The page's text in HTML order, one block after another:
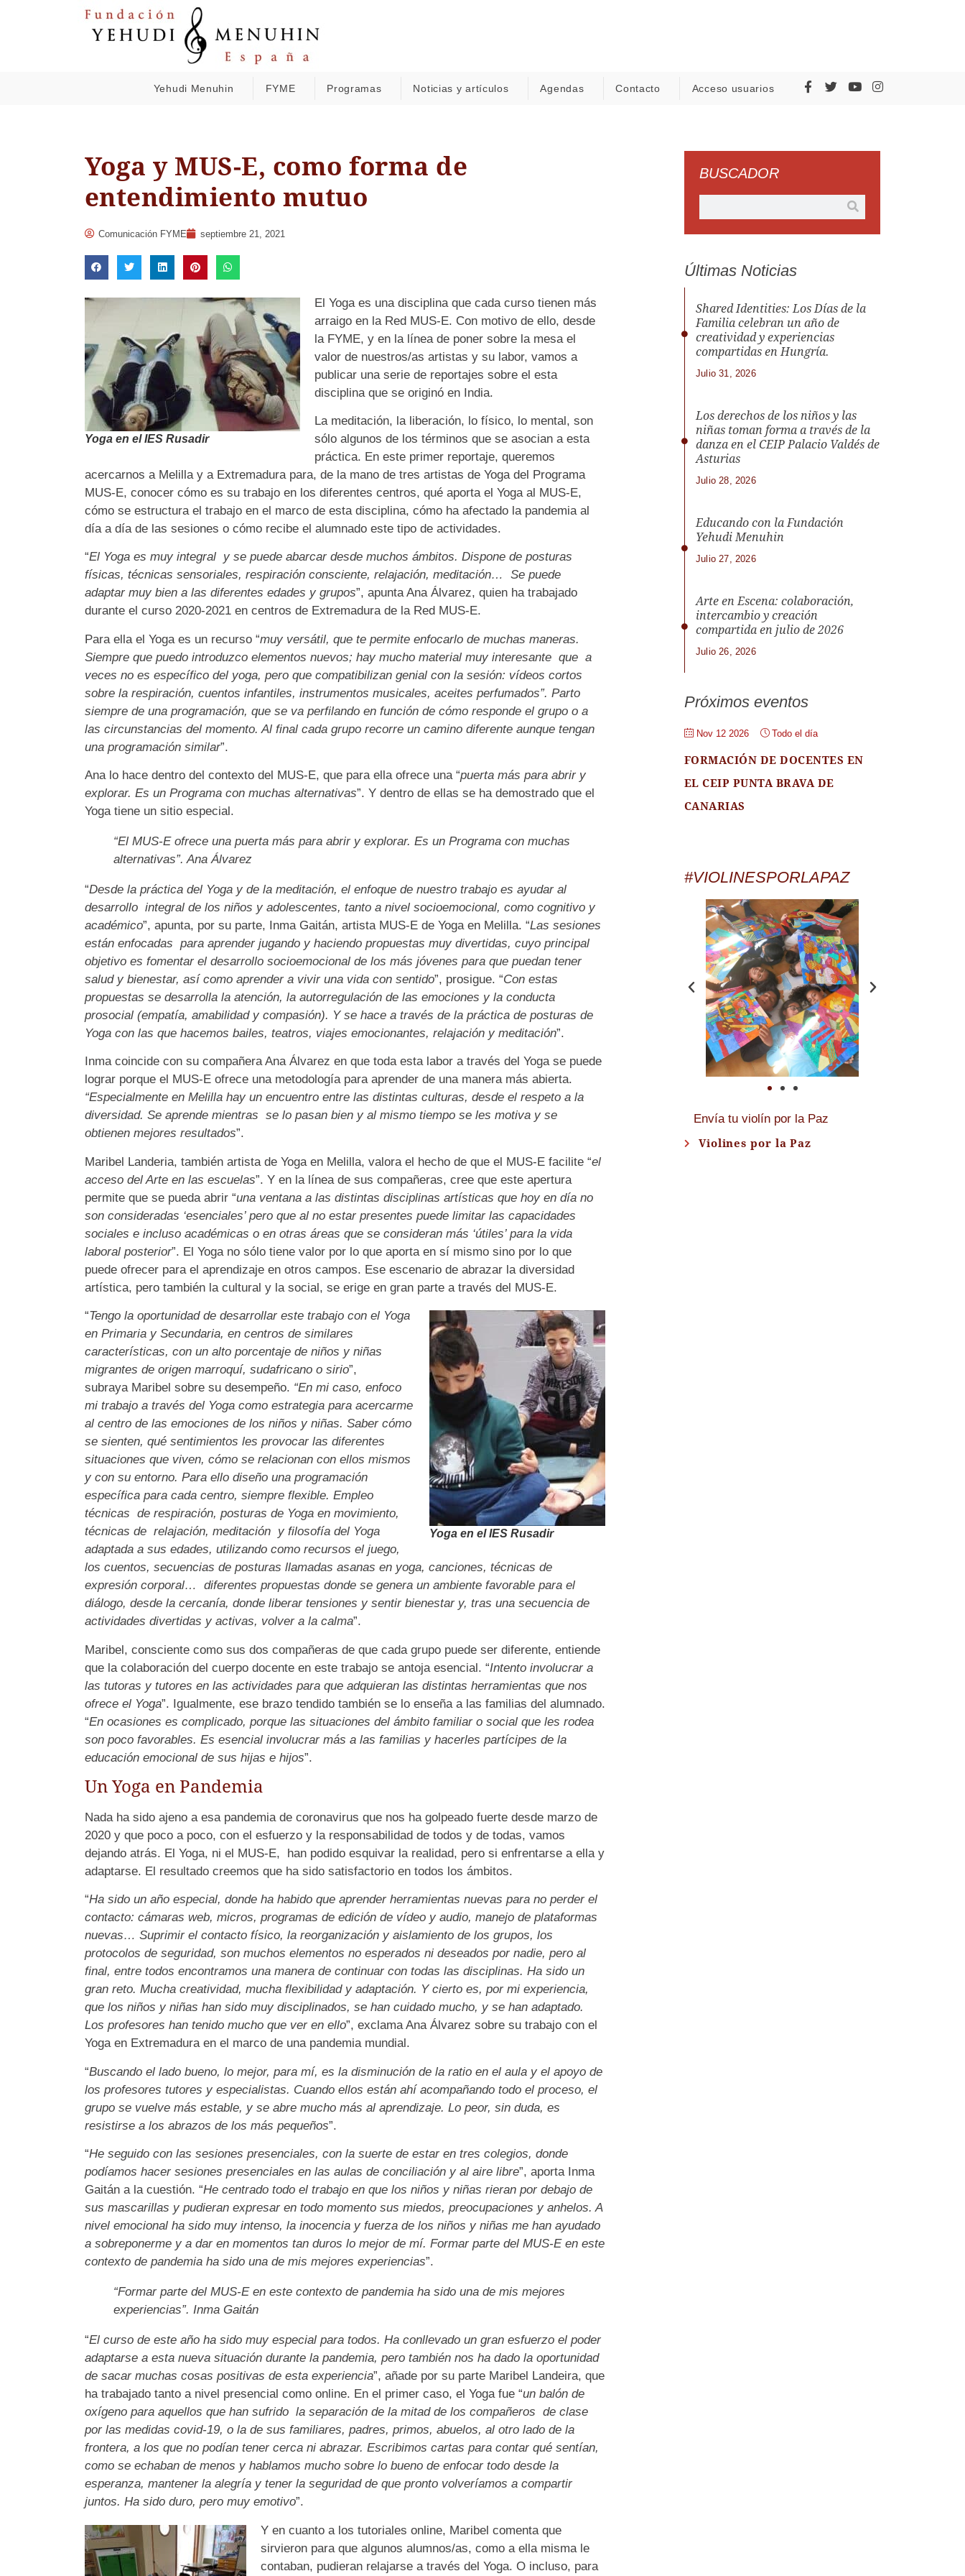
Yehudi Menuhin FYME Programas Noticias y artículos Agendas Contacto Acceso usuarios
Yoga y MUS-E, como forma de
entendimiento mutuo
Comunicación FYME septiembre 21, 2021
Yoga en el IES Rusadir
El Yoga es una disciplina que cada curso tienen más
arraigo en la Red MUS-E. Con motivo de ello, desde
la FYME, y en la línea de poner sobre la mesa el
valor de nuestros/as artistas y su labor, vamos a
publicar una serie de reportajes sobre el esta
disciplina que se originó en India.
La meditación, la liberación, lo físico, lo mental, son
sólo algunos de los términos que se asocian a esta
práctica. En este primer reportaje, queremos
acercarnos a Melilla y a Extremadura para, de la mano de tres artistas de Yoga del Programa
MUS-E, conocer cómo es su trabajo en los diferentes centros, qué aporta el Yoga al MUS-E,
cómo se estructura el trabajo en el marco de esta disciplina, cómo ha afectado la pandemia al
día a día de las sesiones o cómo recibe el alumnado este tipo de actividades.
“El Yoga es muy integral y se puede abarcar desde muchos ámbitos. Dispone de posturas
físicas, técnicas sensoriales, respiración consciente, relajación, meditación… Se puede
adaptar muy bien a las diferentes edades y grupos”, apunta Ana Álvarez, quien ha trabajado
durante el curso 2020-2021 en centros de Extremadura de la Red MUS-E.
Para ella el Yoga es un recurso “muy versátil, que te permite enfocarlo de muchas maneras.
Siempre que puedo introduzco elementos nuevos; hay mucho material muy interesante que a
veces no es específico del yoga, pero que compatibilizan genial con la sesión: vídeos cortos
sobre la respiración, cuentos infantiles, instrumentos musicales, aceites perfumados”. Parto
siempre de una programación, que se va perfilando en función de cómo responde el grupo o a
las circunstancias del momento. Al final cada grupo recorre un camino diferente aunque tengan
una programación similar”.
Ana lo hace dentro del contexto del MUS-E, que para ella ofrece una “puerta más para abrir y
explorar. Es un Programa con muchas alternativas”. Y dentro de ellas se ha demostrado que el
Yoga tiene un sitio especial.
“El MUS-E ofrece una puerta más para abrir y explorar. Es un Programa con muchas
alternativas”. Ana Álvarez
“Desde la práctica del Yoga y de la meditación, el enfoque de nuestro trabajo es ayudar al
desarrollo integral de los niños y adolescentes, tanto a nivel socioemocional, como cognitivo y
académico”, apunta, por su parte, Inma Gaitán, artista MUS-E de Yoga en Melilla. “Las sesiones
están enfocadas para aprender jugando y haciendo propuestas muy divertidas, cuyo principal
objetivo es fomentar el desarrollo socioemocional de los más jóvenes para que puedan tener
salud y bienestar, así como aprender a vivir una vida con sentido”, prosigue. “Con estas
propuestas se desarrolla la atención, la autorregulación de las emociones y la conducta
prosocial (empatía, amabilidad y compasión). Y se hace a través de la práctica de posturas de
Yoga con las que hacemos bailes, teatros, viajes emocionantes, relajación y meditación”.
Inma coincide con su compañera Ana Álvarez en que toda esta labor a través del Yoga se puede
lograr porque el MUS-E ofrece una metodología para aprender de una manera más abierta.
“Especialmente en Melilla hay un encuentro entre las distintas culturas, desde el respeto a la
diversidad. Se aprende mientras se lo pasan bien y al mismo tiempo se les motiva y se
obtienen mejores resultados”.
Maribel Landeria, también artista de Yoga en Melilla, valora el hecho de que el MUS-E facilite “el
acceso del Arte en las escuelas”. Y en la línea de sus compañeras, cree que este apertura
permite que se pueda abrir “una ventana a las distintas disciplinas artísticas que hoy en día no
son consideradas ‘esenciales’ pero que al no estar presentes puede limitar las capacidades
sociales e incluso académicas o en otras áreas que se consideran más ‘útiles’ para la vida
laboral posterior”. El Yoga no sólo tiene valor por lo que aporta en sí mismo sino por lo que
puede ofrecer para el aprendizaje en otros campos. Ese escenario de abrazar la diversidad
artística, pero también la cultural y la social, se erige en gran parte a través del MUS-E.
Yoga en el IES Rusadir
“Tengo la oportunidad de desarrollar este trabajo con el Yoga
en Primaria y Secundaria, en centros de similares
características, con un alto porcentaje de niños y niñas
migrantes de origen marroquí, sudafricano o sirio”,
subraya Maribel sobre su desempeño. “En mi caso, enfoco
mi trabajo a través del Yoga como estrategia para acercarme
al centro de las emociones de los niños y niñas. Saber cómo
se sienten, qué sentimientos les provocar las diferentes
situaciones que viven, cómo se relacionan con ellos mismos
y con su entorno. Para ello diseño una programación
específica para cada centro, siempre flexible. Empleo
técnicas de respiración, posturas de Yoga en movimiento,
técnicas de relajación, meditación y filosofía del Yoga
adaptada a sus edades, utilizando como recursos el juego,
los cuentos, secuencias de posturas llamadas asanas en yoga, canciones, técnicas de
expresión corporal… diferentes propuestas donde se genera un ambiente favorable para el
diálogo, desde la cercanía, donde liberar tensiones y sentir bienestar y, tras una secuencia de
actividades divertidas y activas, volver a la calma”.
Maribel, consciente como sus dos compañeras de que cada grupo puede ser diferente, entiende
que la colaboración del cuerpo docente en este trabajo se antoja esencial. “Intento involucrar a
las tutoras y tutores en las actividades para que adquieran las distintas herramientas que nos
ofrece el Yoga”. Igualmente, ese brazo tendido también se lo enseña a las familias del alumnado.
“En ocasiones es complicado, porque las situaciones del ámbito familiar o social que les rodea
son poco favorables. Es esencial involucrar más a las familias y hacerles partícipes de la
educación emocional de sus hijas e hijos”.
Un Yoga en Pandemia
Nada ha sido ajeno a esa pandemia de coronavirus que nos ha golpeado fuerte desde marzo de
2020 y que poco a poco, con el esfuerzo y la responsabilidad de todos y de todas, vamos
dejando atrás. El Yoga, ni el MUS-E, han podido esquivar la realidad, pero si enfrentarse a ella y
adaptarse. El resultado creemos que ha sido satisfactorio en todos los ámbitos.
“Ha sido un año especial, donde ha habido que aprender herramientas nuevas para no perder el
contacto: cámaras web, micros, programas de edición de vídeo y audio, manejo de plataformas
nuevas… Suprimir el contacto físico, la reorganización y aislamiento de los grupos, los
protocolos de seguridad, son muchos elementos no esperados ni deseados por nadie, pero al
final, entre todos encontramos una manera de continuar con todas las disciplinas. Ha sido un
gran reto. Mucha creatividad, mucha flexibilidad y adaptación. Y cierto es, por mi experiencia,
que los niños y niñas han sido muy disciplinados, se han cuidado mucho, y se han adaptado.
Los profesores han tenido mucho que ver en ello”, exclama Ana Álvarez sobre su trabajo con el
Yoga en Extremadura en el marco de una pandemia mundial.
“Buscando el lado bueno, lo mejor, para mí, es la disminución de la ratio en el aula y el apoyo de
los profesores tutores y especialistas. Cuando ellos están ahí acompañando todo el proceso, el
grupo se vuelve más estable, y se abre mucho más al aprendizaje. Lo peor, sin duda, es
resistirse a los abrazos de los más pequeños”.
“He seguido con las sesiones presenciales, con la suerte de estar en tres colegios, donde
podíamos hacer sesiones presenciales en las aulas de conciliación y al aire libre”, aporta Inma
Gaitán a la cuestión. “He centrado todo el trabajo en que los niños y niñas rieran por debajo de
sus mascarillas y pudieran expresar en todo momento sus miedos, preocupaciones y anhelos. A
nivel emocional ha sido muy intenso, la inocencia y fuerza de los niños y niñas me han ayudado
a sobreponerme y a dar en momentos tan duros lo mejor de mí. Formar parte del MUS-E en este
contexto de pandemia ha sido una de mis mejores experiencias”.
“Formar parte del MUS-E en este contexto de pandemia ha sido una de mis mejores
experiencias”. Inma Gaitán
“El curso de este año ha sido muy especial para todos. Ha conllevado un gran esfuerzo el poder
adaptarse a esta nueva situación durante la pandemia, pero también nos ha dado la oportunidad
de sacar muchas cosas positivas de esta experiencia”, añade por su parte Maribel Landeira, que
ha trabajado tanto a nivel presencial como online. En el primer caso, el Yoga fue “un balón de
oxígeno para aquellos que han sufrido la separación de la mitad de los compañeros de clase
por las medidas covid-19, o la de sus familiares, padres, primos, abuelos, al otro lado de la
frontera, a los que no podían tener cerca ni abrazar. Escribimos cartas para contar qué sentían,
como se echaban de menos y hablamos mucho sobre lo bueno de enfocar todo desde la
esperanza, mantener la alegría y tener la seguridad de que pronto volveríamos a compartir
juntos. Ha sido duro, pero muy emotivo”.
Y en cuanto a los tutoriales online, Maribel comenta que
sirvieron para que algunos alumnos/as, como a ella misma le
contaban, pudieran relajarse a través del Yoga. O incluso, para
BUSCADOR
Últimas Noticias
Shared Identities: Los Días de la
Familia celebran un año de
creatividad y experiencias
compartidas en Hungría.
Julio 31, 2026
Los derechos de los niños y las
niñas toman forma a través de la
danza en el CEIP Palacio Valdés de
Asturias
Julio 28, 2026
Educando con la Fundación
Yehudi Menuhin
Julio 27, 2026
Arte en Escena: colaboración,
intercambio y creación
compartida en julio de 2026
Julio 26, 2026
Próximos eventos
Nov 12 2026 Todo el día
FORMACIÓN DE DOCENTES EN
EL CEIP PUNTA BRAVA DE
CANARIAS
#VIOLINESPORLAPAZ
Envía tu violín por la Paz
Violines por la Paz